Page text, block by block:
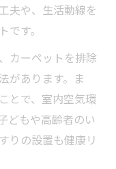
夫や、生活動線を
す。
カーペットを排除
があります。ま
とで、室内空気環
どもや高齢者のい
りの設置も健康リ